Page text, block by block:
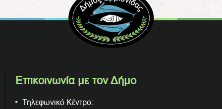
Επικοινωνία με τον Δήμο
Τηλεφωνικό Κέντρο: